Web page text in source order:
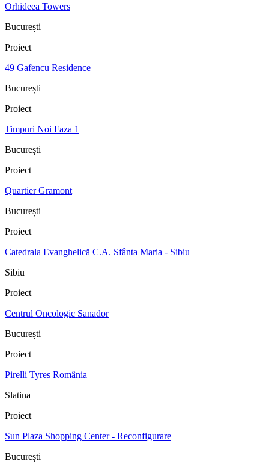
Orhideea Towers
București
Proiect
49 Gafencu Residence
București
Proiect
Timpuri Noi Faza 1
București
Proiect
Quartier Gramont
București
Proiect
Catedrala Evanghelică C.A. Sfânta Maria - Sibiu
Sibiu
Proiect
Centrul Oncologic Sanador
București
Proiect
Pirelli Tyres România
Slatina
Proiect
Sun Plaza Shopping Center - Reconfigurare
București